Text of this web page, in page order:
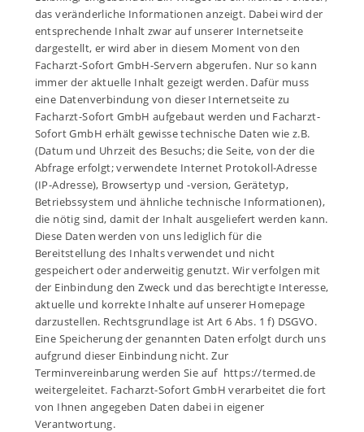
das veränderliche Informationen anzeigt. Dabei wird der
entsprechende Inhalt zwar auf unserer Internetseite
dargestellt, er wird aber in diesem Moment von den
Facharzt-Sofort GmbH-Servern abgerufen. Nur so kann
immer der aktuelle Inhalt gezeigt werden. Dafür muss
eine Datenverbindung von dieser Internetseite zu
Facharzt-Sofort GmbH aufgebaut werden und Facharzt-
Sofort GmbH erhält gewisse technische Daten wie z.B.
(Datum und Uhrzeit des Besuchs; die Seite, von der die
Abfrage erfolgt; verwendete Internet Protokoll-Adresse
(IP-Adresse), Browsertyp und -version, Gerätetyp,
Betriebssystem und ähnliche technische Informationen),
die nötig sind, damit der Inhalt ausgeliefert werden kann.
Diese Daten werden von uns lediglich für die
Bereitstellung des Inhalts verwendet und nicht
gespeichert oder anderweitig genutzt. Wir verfolgen mit
der Einbindung den Zweck und das berechtigte Interesse,
aktuelle und korrekte Inhalte auf unserer Homepage
darzustellen. Rechtsgrundlage ist Art 6 Abs. 1 f) DSGVO.
Eine Speicherung der genannten Daten erfolgt durch uns
aufgrund dieser Einbindung nicht. Zur
Terminvereinbarung werden Sie auf https://termed.de
weitergeleitet. Facharzt-Sofort GmbH verarbeitet die fort
von Ihnen angegeben Daten dabei in eigener
Verantwortung.